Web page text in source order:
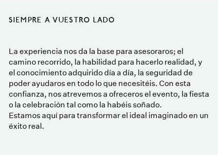
SIEMPRE A VUESTRO LADO
La experiencia nos da la base para asesoraros; el
camino recorrido, la habilidad para hacerlo realidad, y
el conocimiento adquirido día a día, la seguridad de
poder ayudaros en todo lo que necesitéis. Con esta
confianza, nos atrevemos a ofreceros el evento, la fiesta
o la celebración tal como la habéis soñado.
Estamos aquí para transformar el ideal imaginado en un
éxito real.